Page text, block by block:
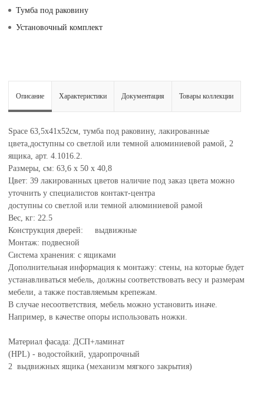
Тумба под раковину
Установочный комплект
Описание Характеристики Документация Товары коллекции
Space 63,5х41х52см, тумба под раковину, лакированные
цвета,доступны со светлой или темной алюминиевой рамой, 2
ящика, арт. 4.1016.2.
Размеры, см: 63,6 x 50 x 40,8
Цвет: 39 лакированных цветов наличие под заказ цвета можно
уточнить у специалистов контакт-центра
доступны со светлой или темной алюминиевой рамой
Вес, кг: 22.5
Конструкция дверей: выдвижные
Монтаж: подвесной
Система хранения: с ящиками
Дополнительная информация к монтажу: стены, на которые будет
устанавливаться мебель, должны соответствовать весу и размерам
мебели, а также поставляемым крепежам.
В случае несоответствия, мебель можно установить иначе.
Например, в качестве опоры использовать ножки.
Материал фасада: ДСП+ламинат
(HPL) - водостойкий, ударопрочный
2 выдвижных ящика (механизм мягкого закрытия)